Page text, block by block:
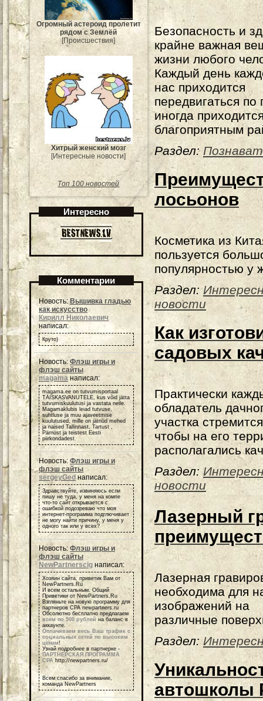
Огромный астероид пролетит
рядом с Землёй
[Происшествия]
Хитрый женский мозг
[Интересные новости]
Топ 100 новостей
Интересно
Комментарии
Новость:Вышивка гладью
как искусство
Кирилл Николаевич
написал:
Круто)
Новость:Флэш игры и
флэш сайты
magama написал:
magama.ee on tutvumisportaal
TÄISKASVANUTELE, kus võid jätta
tutvumiskuulutusi ja vastata neile.
Magamaklubis leiad tutvuse,
suhtluse ja muu ajaveetmise
kuulutused, mille on jätnud mehed
ja naised Tallinnast, Tartust ,
Pärnust ja teistest Eesti
piirkondadest.
Новость: Флэш игры и
флэш сайты
sergeyGed написал:
Здравствуйте, извиняюсь если
пишу не туда, у меня на компе
что-то сайт открывается с
ошибкой подозреваю что моя
интернет-программа подглючивает
не могу найти причину, у меня у
одного так или у всех?
Новость: Флэш игры и
флэш сайты
NewPartnerscig написал:
Хозяин сайта, приветик Вам от
NewPartners.Ru
И всем остальным, Общий
Приветики от NewPartners.Ru
Взгляньте на новую программу для
партнеров СРА newpartners.ru
Обсолютно бесплатно предлагаем
всем по 500 рублей на баланс в
аккаунте.
Оплачиваем весь Ваш трафик с
социальных сетей по высоким
ценам!
Узнай подробнее в партнерке -
ПАРТНЕРСКАЯ ПРОГРАММА
СРАhttp://newpartners.ru/
Всем спасибо за внимание,
команда NewPartners
Безопасность и
крайне важная
жизни любого
Каждый день
нас приходится
передвигаться по
иногда
благоприятным
Раздел:
лосьонов
Косметика из
пользуется
популярностью у
Раздел:
новости
Как
садовых
Практически
обладатель
участка
чтобы на его
располагались
Раздел:
новости
Лазерный
Лазерная
необходима для
изображений на
различные
Раздел:
автошколы